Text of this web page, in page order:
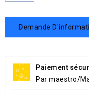
Demande
Paiement
Par maestro/